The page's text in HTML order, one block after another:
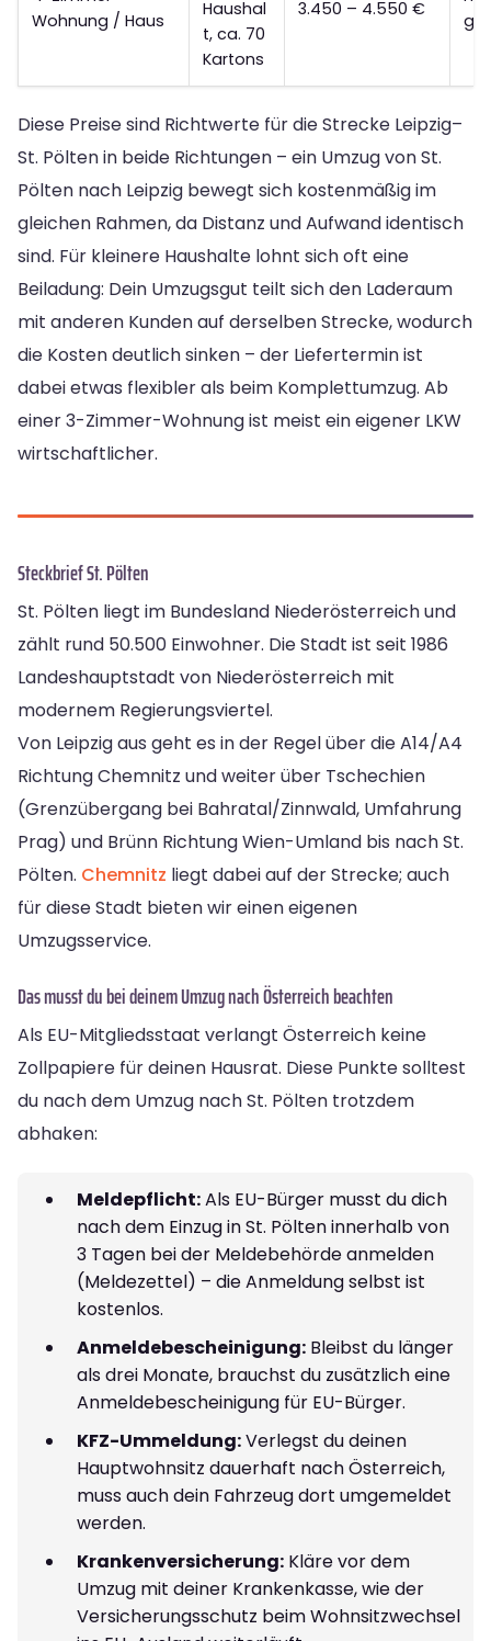
Wohnung / Haus
Haushal
t, ca. 70
Kartons
3.450 – 4.550 €
Diese Preise sind Richtwerte für die Strecke Leipzig–
St. Pölten in beide Richtungen – ein Umzug von St.
Pölten nach Leipzig bewegt sich kostenmäßig im
gleichen Rahmen, da Distanz und Aufwand identisch
sind. Für kleinere Haushalte lohnt sich oft eine
Beiladung: Dein Umzugsgut teilt sich den Laderaum
mit anderen Kunden auf derselben Strecke, wodurch
die Kosten deutlich sinken – der Liefertermin ist
dabei etwas flexibler als beim Komplettumzug. Ab
einer 3-Zimmer-Wohnung ist meist ein eigener LKW
wirtschaftlicher.
Steckbrief St. Pölten
St. Pölten liegt im Bundesland Niederösterreich und
zählt rund 50.500 Einwohner. Die Stadt ist seit 1986
Landeshauptstadt von Niederösterreich mit
modernem Regierungsviertel.
Von Leipzig aus geht es in der Regel über die A14/A4
Richtung Chemnitz und weiter über Tschechien
(Grenzübergang bei Bahratal/Zinnwald, Umfahrung
Prag) und Brünn Richtung Wien-Umland bis nach St.
Pölten. Chemnitz liegt dabei auf der Strecke; auch
für diese Stadt bieten wir einen eigenen
Umzugsservice.
Das musst du bei deinem Umzug nach Österreich beachten
Als EU-Mitgliedsstaat verlangt Österreich keine
Zollpapiere für deinen Hausrat. Diese Punkte solltest
du nach dem Umzug nach St. Pölten trotzdem
abhaken:
Meldepflicht:Als EU-Bürger musst du dich
nach dem Einzug in St. Pölten innerhalb von
3 Tagen bei der Meldebehörde anmelden
(Meldezettel) – die Anmeldung selbst ist
kostenlos.
Anmeldebescheinigung: Bleibst du länger
als drei Monate, brauchst du zusätzlich eine
Anmeldebescheinigung für EU-Bürger.
KFZ-Ummeldung:Verlegst du deinen
Hauptwohnsitz dauerhaft nach Österreich,
muss auch dein Fahrzeug dort umgemeldet
werden.
Krankenversicherung: Kläre vor dem
Umzug mit deiner Krankenkasse, wie der
Versicherungsschutz beim Wohnsitzwechsel